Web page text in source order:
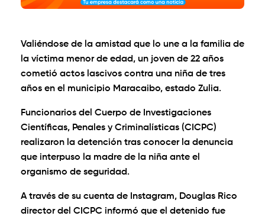
Valiéndose de la amistad que lo une a la familia de
la víctima menor de edad, un joven de 22 años
cometió actos lascivos contra una niña de tres
años en el municipio Maracaibo, estado Zulia.
Funcionarios del Cuerpo de Investigaciones
Científicas, Penales y Criminalísticas (CICPC)
realizaron la detención tras conocer la denuncia
que interpuso la madre de la niña ante el
organismo de seguridad.
A través de su cuenta de Instagram, Douglas Rico
director del CICPC informó que el detenido fue